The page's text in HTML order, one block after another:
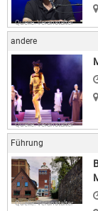
Quelle: Veranstalter
andere
Quelle: Veranstalter
Führung
Quelle: Veranstalter